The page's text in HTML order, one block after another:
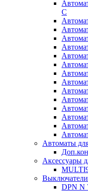
С
Автоматы
Аксессуары
DPN N